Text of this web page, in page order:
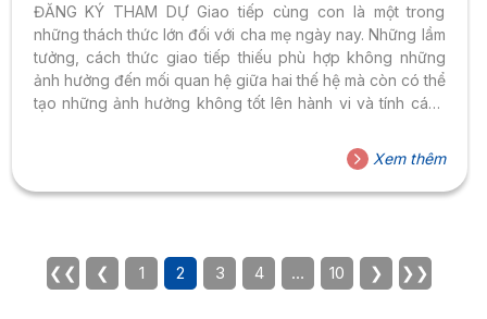
ĐĂNG KÝ THAM DỰ Giao tiếp cùng con là một trong
những thách thức lớn đối với cha mẹ ngày nay. Những lầm
tưởng, cách thức giao tiếp thiếu phù hợp không những
ảnh hưởng đến mối quan hệ giữa hai thế hệ mà còn có thể
tạo những ảnh hưởng không tốt lên hành vi và tính cách
vào ngày 04/02/2023, với sự tham gia của 02 diễn giả
khách mời:– ThS. Nguyễn Hồng Ân, Giám đốc chương
trình Tâm lý trường Đại học Hoa Sen.– ThS....
Xem thêm
❮❮ ❮ 1 2 3 4 … 10 ❯ ❯❯